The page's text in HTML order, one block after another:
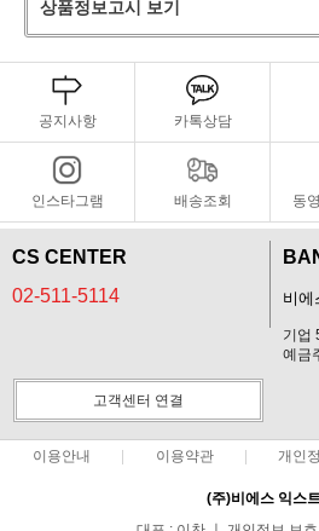
상품정보고시 보기
공지사항 카톡상담
인스타그램 배송조회 동
CS CENTER
02-511-5114
비에
기업
예금
고객센터 연결
이용안내 이용약관 개인
(주)비에스 익스